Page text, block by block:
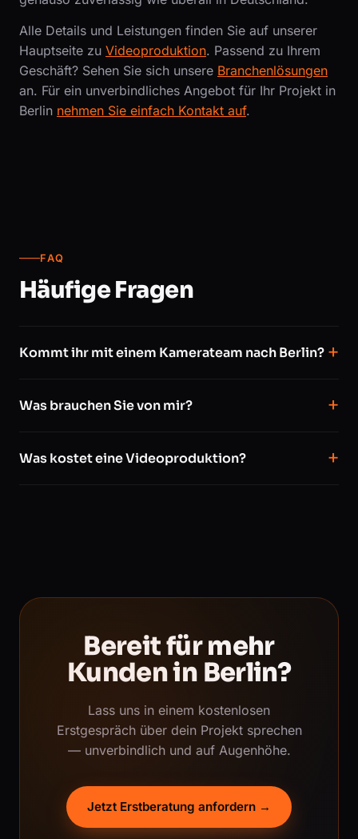
Alle Details und Leistungen finden Sie auf unserer
Hauptseite zu Videoproduktion. Passend zu Ihrem
Geschäft? Sehen Sie sich unsere Branchenlösungen
an. Für ein unverbindliches Angebot für Ihr Projekt in
Berlin nehmen Sie einfach Kontakt auf.
FAQ
Häufige Fragen
Kommt ihr mit einem Kamerateam nach Berlin?
Was brauchen Sie von mir?
Was kostet eine Videoproduktion?
Bereit für mehr
Kunden in Berlin?
Lass uns in einem kostenlosen
Erstgespräch über dein Projekt sprechen
— unverbindlich und auf Augenhöhe.
Jetzt Erstberatung anfordern →